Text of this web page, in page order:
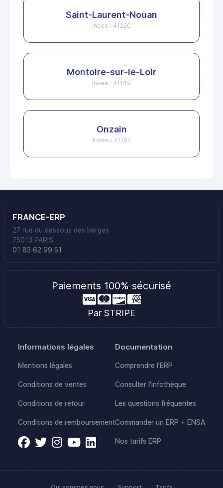
Saint-Laurent-Nouan
Insee : 41220
Montoire-sur-le-Loir
Insee : 41149
Onzain
Insee : 41167
FRANCE-ERP
27 rue du dessous des berges
75013 PARIS
01 83 62 99 51
Paiements 100% sécurisé
Par STRIPE
Informations légales
Mentions légales
Conditions de ventes
Conditions de retour
Conditions de remboursement
Documentation
Comprendre l'ERP
Consulter l'infothèque
Les questions fréquentes
Commander un ERP + ENSA
Nos tarifs ERP